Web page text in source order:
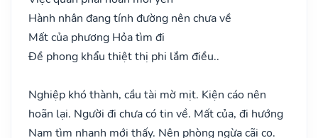
Hành nhân đang tính đường nên chưa về
Mất của phương Hỏa tìm đi
Đề phong khẩu thiệt thị phi lắm điều..
Nghiệp khó thành, cầu tài mờ mịt. Kiện cáo nên
hoãn lại. Người đi chưa có tin về. Mất của, đi hướng
Nam tìm nhanh mới thấy. Nên phòng ngừa cãi cọ.